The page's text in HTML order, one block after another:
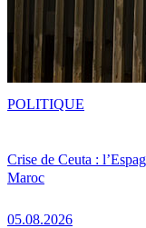
Crise de Ceuta :
Maroc
05.08.2026
POLITIQUE